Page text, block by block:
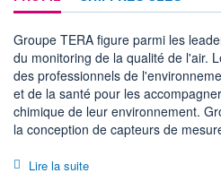
EURONEXT PARIS DONNÉES
Cotation sur les autres places
Groupe TERA figure parmi les
du monitoring de la qualité de l'air.
des professionnels de
et de la santé pour les
chimique de leur environnement.
la conception de capteurs de
rejets industriels.
Lire la suite